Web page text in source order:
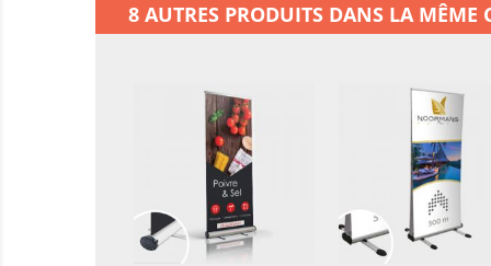
8 AUTRES PRODUITS DANS LA MÊME